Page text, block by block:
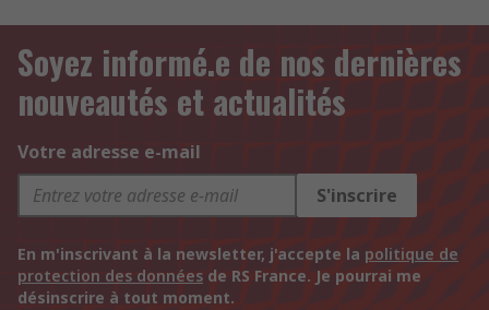
Soyez informé.e de nos dernières
nouveautés et actualités
Votre adresse e-mail
S'inscrire
En m'inscrivant à la newsletter, j'accepte la politique de
protection des données de RS France. Je pourrai me
désinscrire à tout moment.